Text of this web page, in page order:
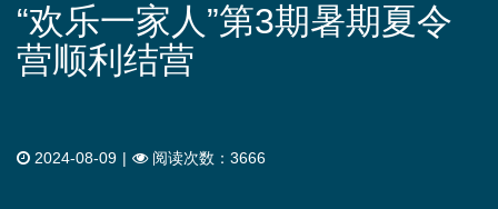
“欢乐一家人”第3期暑期夏令
营顺利结营
2024-08-09 | 阅读次数：3666